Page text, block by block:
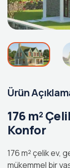
Ürün
176 m²
Konfor
176 m² çelik ev,
mükemmel bir